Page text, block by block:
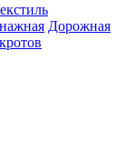
Дорожная